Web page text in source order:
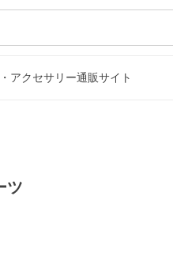
アクセサリー通販サイト
ツ